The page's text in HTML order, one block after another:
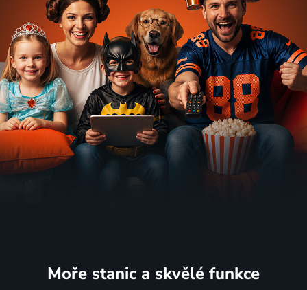
Moře stanic a skvělé funkce